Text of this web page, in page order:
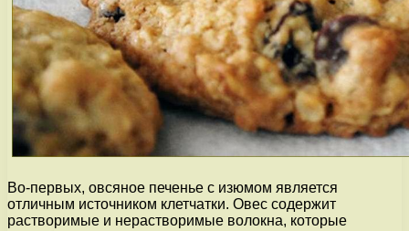
Во-первых, овсяное печенье с изюмом является
отличным источником клетчатки. Овес содержит
растворимые и нерастворимые волокна, которые